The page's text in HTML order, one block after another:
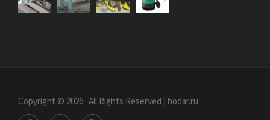
Copyright © 2026 · All Rights Reserved | hodar.ru